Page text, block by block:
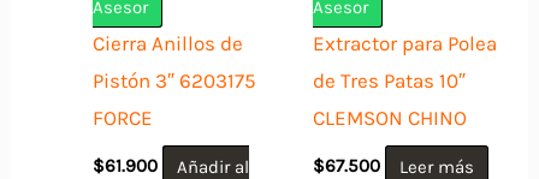
Asesor
Cierra Anillos de
Pistón 3″ 6203175
FORCE
$61.900
Añadir al
Asesor
Extractor para Polea
de Tres Patas 10″
CLEMSON CHINO
$67.500 Leer más